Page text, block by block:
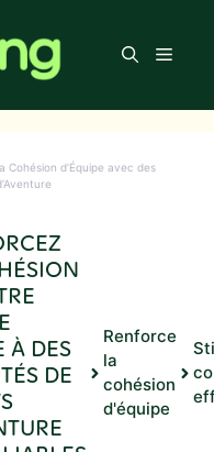
Menu
Cohésion d’Équipe avec des
À DES
DE
Renforce
la
cohésion
d'équipe